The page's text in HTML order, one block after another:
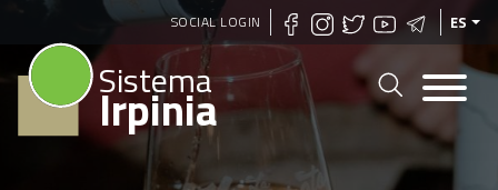
Pasar
al
contenido
principal
SOCIAL LOGIN ES
Sistema
Irpinia